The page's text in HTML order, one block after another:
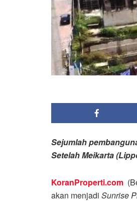
Sejumlah
Setelah Meikarta
KoranProperti.com
akan menjadi Sunrise